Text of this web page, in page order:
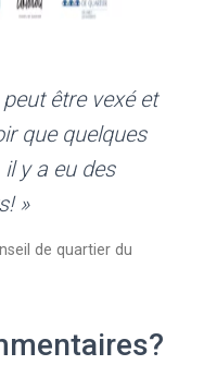
être vexé et
que quelques
y a eu des
»
de quartier du